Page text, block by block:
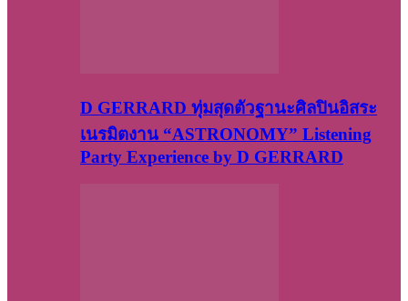
D GERRARD ทุ่มสุดตัวฐานะศิลปินอิสระ
เนรมิตงาน “ASTRONOMY” Listening
Party Experience by D GERRARD